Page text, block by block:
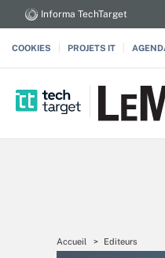
Informa TechTarget
COOKIES PROJETS IT
Accueil Editeurs